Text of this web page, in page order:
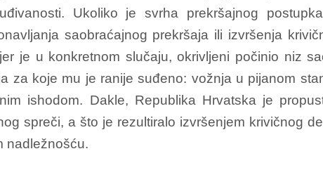
Ukoliko je svrha prekršajnog
saobraćajnog prekršaja ili izvršenja
je u konkretnom slučaju, okrivljeni počinio niz
za koje mu je ranije suđeno: vožnja u pijanom
ishodom. Dakle, Republika Hrvatska je
spreči, a što je rezultiralo izvršenjem krivičnog
nadležnošću.